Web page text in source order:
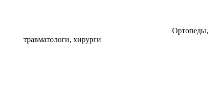
Ортопеды,
травматологи, хирурги